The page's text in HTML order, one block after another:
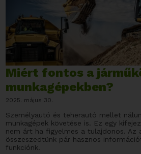
Miért fontos a
munkagépekben?
2025. május 30.
Személyautó és teherautó mellet
munkagépek követése is. Ez egy
nem árt ha figyelmes a tulajdonos. Az
összeszedtünk pár hasznos
funkciónk.